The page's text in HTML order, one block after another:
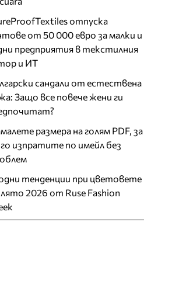
отпуска
от 50 000 евро за малки и
предприятия в текстилния
и ИТ
сандали от естествена
Защо все повече жени ги
размера на голям PDF, за
изпратите по имейл без
тенденции при цветовете
лято 2026 от Ruse Fashion